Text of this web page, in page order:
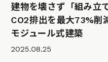
建物を壊さず「組み立
CO2排出を最大73%削
モジュール式建築
2025.08.25